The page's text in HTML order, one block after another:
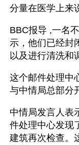
分量在医学上来
BBC报导 ,一名
示，他们已经封
以及进行清洗和
这个邮件处理中
与中情局总部分
中情局发言人表
件处理中心发现
建筑再次检查。